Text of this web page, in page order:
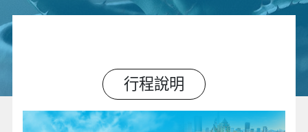
行程說明